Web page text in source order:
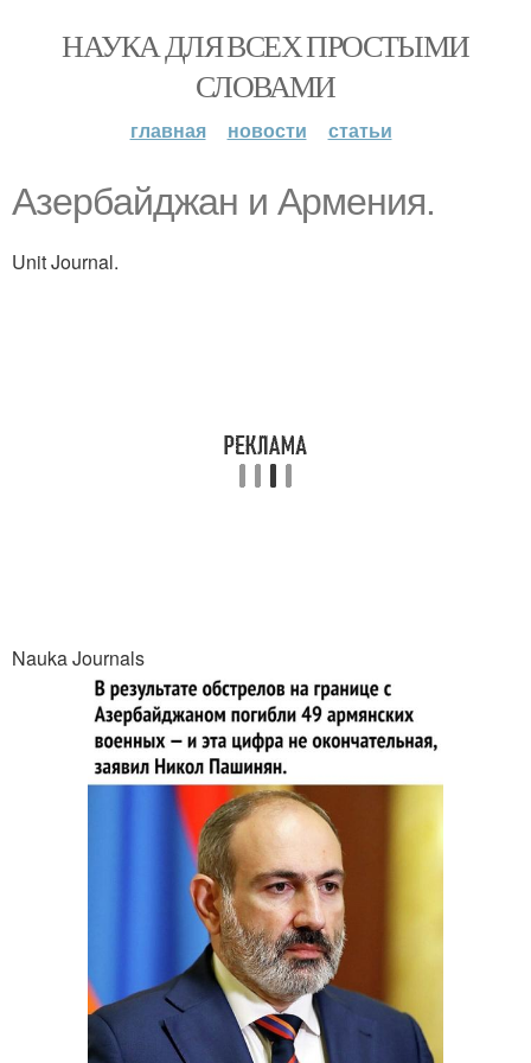
НАУКА ДЛЯ ВСЕХ ПРОСТЫМИ
СЛОВАМИ
главная новости статьи
Азepбaйджaн и Аpмeния.
Unit Journal.
Nauka Journals